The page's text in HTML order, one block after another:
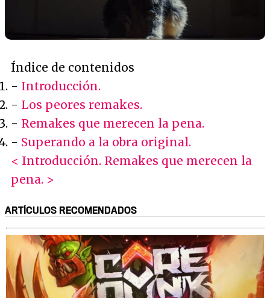
Índice de contenidos
- Introducción.
- Los peores remakes.
- Remakes que merecen la pena.
- Superando a la obra original.
< Introducción. Remakes que merecen la
pena. >
ARTÍCULOS RECOMENDADOS